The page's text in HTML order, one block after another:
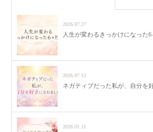
2026.07.27
人生が変わるきっかけになった6
2026.07.12
ネガティブだった私が、自分を
2026.01.11